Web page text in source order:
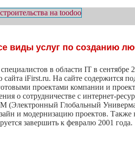
виды услуг по созданию
в области IT в
сайта iFirst.ru. На сайте
проектами компании и
о сотрудничестве с интернет-
(Электронный Глобальный
и модернизацию проектов.
завершить к февралю 2001 года.